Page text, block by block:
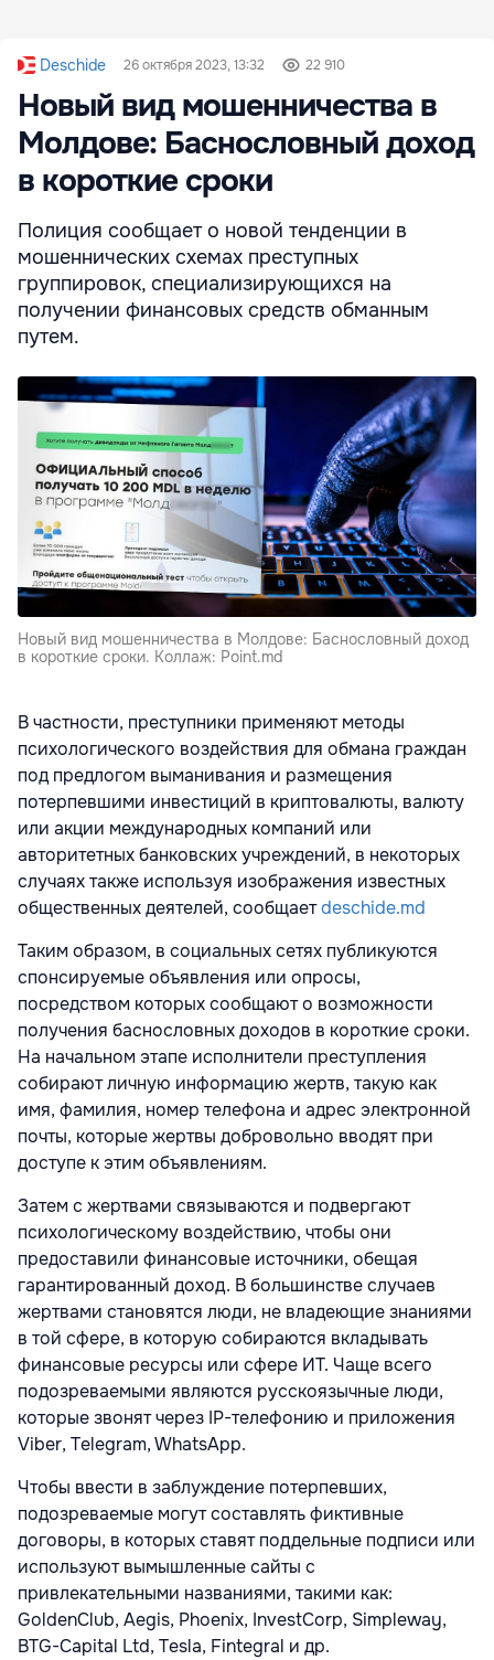
Deschide 26 октября 2023, 13:32 22 910
Новый вид мошенничества в
Молдове: Баснословный доход
в короткие сроки
Полиция сообщает о новой тенденции в
мошеннических схемах преступных
группировок, специализирующихся на
получении финансовых средств обманным
путем.
Новый вид мошенничества в Молдове: Баснословный доход
в короткие сроки. Коллаж: Point.md
В частности, преступники применяют методы
психологического воздействия для обмана граждан
под предлогом выманивания и размещения
потерпевшими инвестиций в криптовалюты, валюту
или акции международных компаний или
авторитетных банковских учреждений, в некоторых
случаях также используя изображения известных
общественных деятелей, сообщаетdeschide.md
Таким образом, в социальных сетях публикуются
спонсируемые объявления или опросы,
посредством которых сообщают о возможности
получения баснословных доходов в короткие сроки.
На начальном этапе исполнители преступления
собирают личную информацию жертв, такую как
имя, фамилия, номер телефона и адрес электронной
почты, которые жертвы добровольно вводят при
доступе к этим объявлениям.
Затем с жертвами связываются и подвергают
психологическому воздействию, чтобы они
предоставили финансовые источники, обещая
гарантированный доход. В большинстве случаев
жертвами становятся люди, не владеющие знаниями
в той сфере, в которую собираются вкладывать
финансовые ресурсы или сфере ИТ. Чаще всего
подозреваемыми являются русскоязычные люди,
которые звонят через IP-телефонию и приложения
Viber, Telegram, WhatsApp.
Чтобы ввести в заблуждение потерпевших,
подозреваемые могут составлять фиктивные
договоры, в которых ставят поддельные подписи или
используют вымышленные сайты с
привлекательными названиями, такими как:
GoldenClub, Aegis, Phoenix, InvestCorp, Simpleway,
BTG-Capital Ltd, Tesla, Fintegral и др.